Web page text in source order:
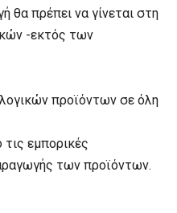
θα πρέπει να γίνεται στη
-εκτός των
προϊόντων σε όλη
εμπορικές
των προϊόντων.